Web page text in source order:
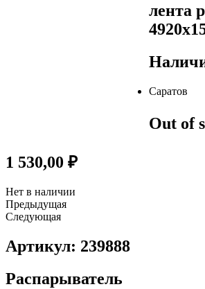
лента
Саратов
Out of
1 530,00 ₽
Нет в наличии
Предыдущая
Следующая
Артикул: 239888
Распарыватель